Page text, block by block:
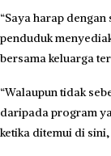
“Saya harap
penduduk
bersama keluarga
“Walaupun tidak
daripada program
ketika ditemui di